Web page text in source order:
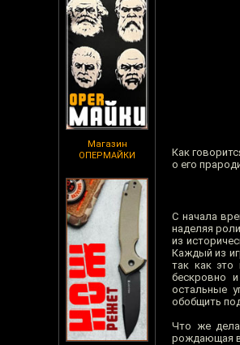
Магазин
ОПЕРМАЙКИ
Как
о его
С начала
наделяя
из
Каждый из
так как это
бескровно
остальные
обобщить
Что же
рождающая